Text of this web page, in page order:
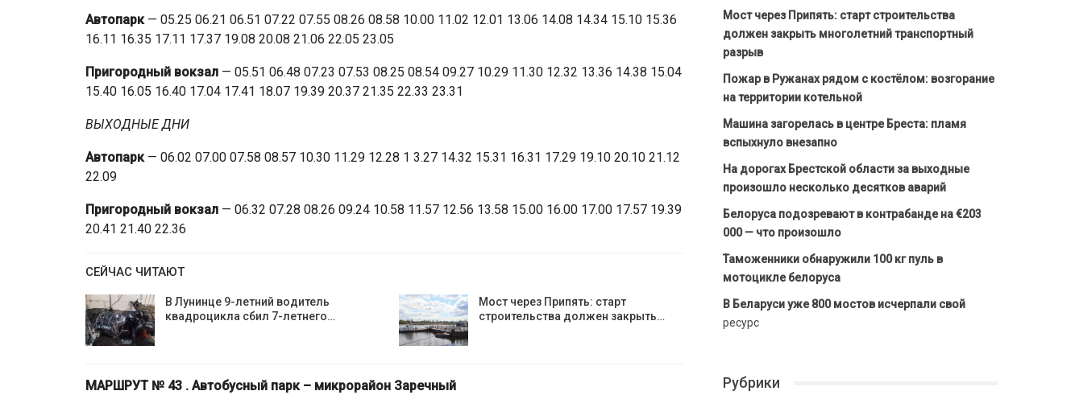
Автопарк— 05.25 06.21 06.51 07.22 07.55 08.26 08.58 10.00 11.02 12.01 13.06 14.08 14.34 15.10 15.36
16.11 16.35 17.11 17.37 19.08 20.08 21.06 22.05 23.05
Пригородный вокзал — 05.51 06.48 07.23 07.53 08.25 08.54 09.27 10.29 11.30 12.32 13.36 14.38 15.04
15.40 16.05 16.40 17.04 17.41 18.07 19.39 20.37 21.35 22.33 23.31
ВЫХОДНЫЕ ДНИ
Автопарк— 06.02 07.00 07.58 08.57 10.30 11.29 12.28 1 3.27 14.32 15.31 16.31 17.29 19.10 20.10 21.12
22.09
Пригородный вокзал — 06.32 07.28 08.26 09.24 10.58 11.57 12.56 13.58 15.00 16.00 17.00 17.57 19.39
20.41 21.40 22.36
СЕЙЧАС ЧИТАЮТ
В Лунинце 9-летний водитель
квадроцикла сбил 7-летнего…
Мост через Припять: старт
строительства должен закрыть…
МАРШРУТ № 43 . Автобусный парк – микрорайон Заречный
Мост через Припять: старт строительства
должен закрыть многолетний транспортный
разрыв
Пожар в Ружанах рядом с костёлом: возгорание
на территории котельной
Машина загорелась в центре Бреста: пламя
вспыхнуло внезапно
На дорогах Брестской области за выходные
произошло несколько десятков аварий
Белоруса подозревают в контрабанде на €203
000 — что произошло
Таможенники обнаружили 100 кг пуль в
мотоцикле белоруса
В Беларуси уже 800 мостов исчерпали свой
ресурс
Рубрики